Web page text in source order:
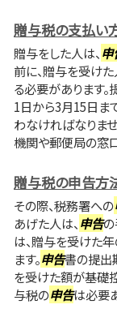
贈与税の支払い
贈与をした人は、 申
前に、贈与を受け
る必要があります
1日から3月15日ま
わなければなりま
機関や郵便局の窓口
贈与税の申告方
その際、税務署への
あげた人は、 申告
は、贈与を受けた
ます。申告書の提出
を受けた額が基礎
与税の申告は必要